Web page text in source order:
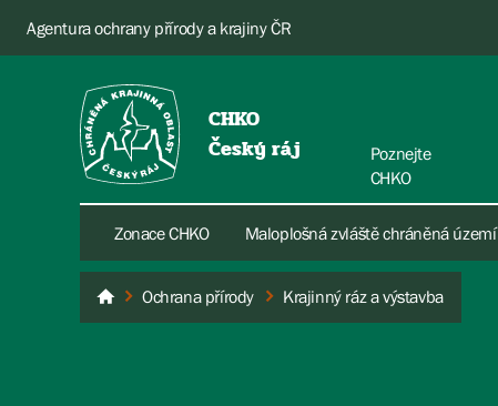
Agentura ochrany přírody a krajiny ČR
CHKO
Český ráj
Poznejte
CHKO
Zonace CHKO Maloplošná zvláště chráněná území
Český ráj
Ochrana přírody Krajinný ráz a výstavba